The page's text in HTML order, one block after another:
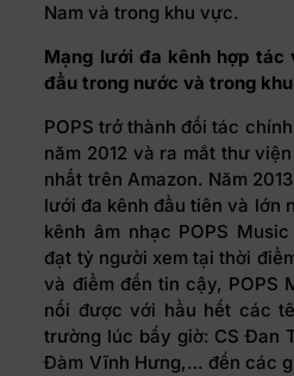
Nam và trong khu vực.
Mạng lưới đa kênh hợp tác
đầu trong nước và trong
POPS trở thành đối tác
năm 2012 và ra mắt thư
nhất trên Amazon. Năm
lưới đa kênh đầu tiên và lớn
kênh âm nhạc POPS
đạt tỷ người xem tại thời
và điểm đến tin cậy, POPS
nối được với hầu hết các
trường lúc bấy giờ: CS Đan
Đàm Vĩnh Hưng,… đến các